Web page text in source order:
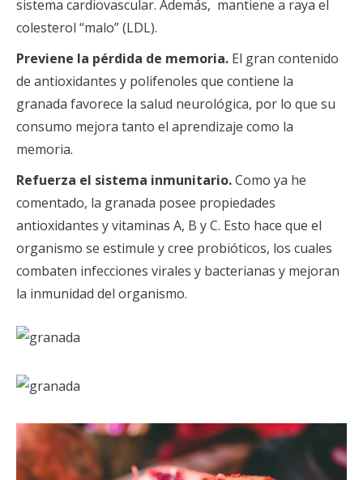
sistema cardiovascular. Además, mantiene a raya el
colesterol “malo” (LDL).
Previene la pérdida de memoria. El gran contenido
de antioxidantes y polifenoles que contiene la
granada favorece la salud neurológica, por lo que su
consumo mejora tanto el aprendizaje como la
memoria.
Refuerza el sistema inmunitario.Como ya he
comentado, la granada posee propiedades
antioxidantes y vitaminas A, B y C. Esto hace que el
organismo se estimule y cree probióticos, los cuales
combaten infecciones virales y bacterianas y mejoran
la inmunidad del organismo.